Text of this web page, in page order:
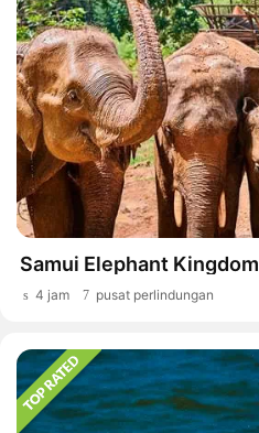
Samui Elephant Kingdom
4 jam pusat perlindungan